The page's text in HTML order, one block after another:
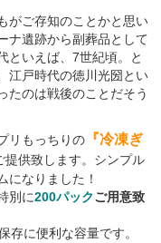
がご存知のことかと思い
ナ遺跡から副葬品として
といえば、7世紀頃。と
江戸時代の徳川光圀とい
たのは戦後のことだそう
リもっちりの 『冷凍ぎ
提供致します。シンプル
になりました！
別に200パックご用意致
存に便利な容量です。